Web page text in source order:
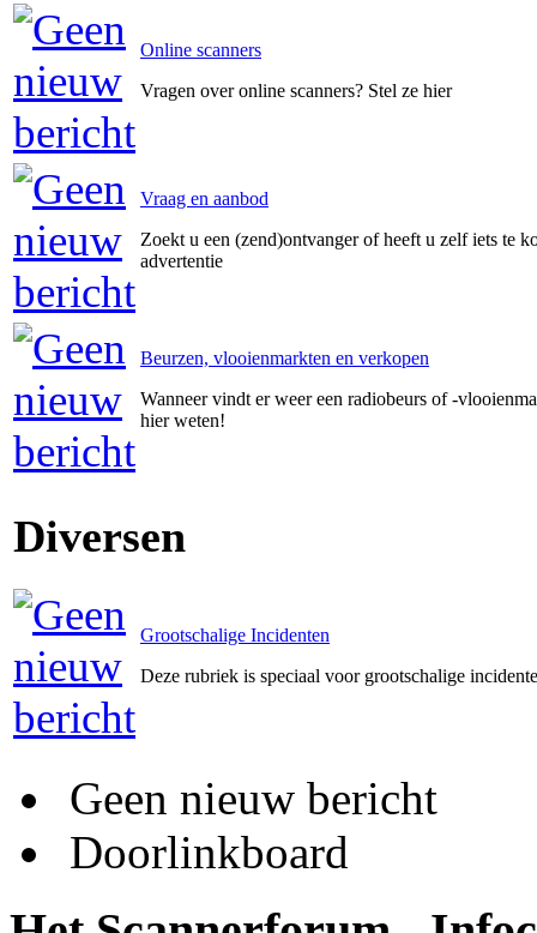
Online scanners
Vragen over online scanners? Stel ze hier
Vraag en aanbod
Zoekt u een (zend)ontvanger of heeft u zelf iets te
advertentie
Beurzen, vlooienmarkten en verkopen
Wanneer vindt er weer een radiobeurs of -
hier weten!
Diversen
Grootschalige Incidenten
Deze rubriek is speciaal voor grootschalige
Geen nieuw bericht
Doorlinkboard